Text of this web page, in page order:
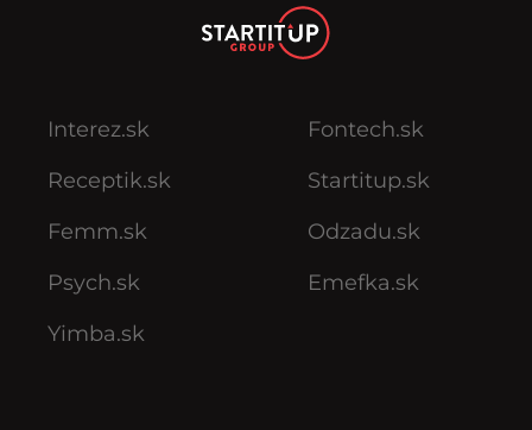
Interez.sk
Receptik.sk
Femm.sk
Psych.sk
Yimba.sk
Fontech.sk
Startitup.sk
Odzadu.sk
Emefka.sk